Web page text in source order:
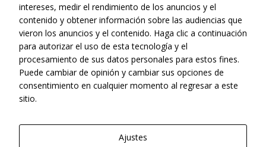
Web realizada con el patrocinio del Centro Español de Derechos
Reprográficos
intereses, medir el rendimiento de los anuncios y el
contenido y obtener información sobre las audiencias que
vieron los anuncios y el contenido. Haga clic a continuación
para autorizar el uso de esta tecnología y el
procesamiento de sus datos personales para estos fines.
Puede cambiar de opinión y cambiar sus opciones de
consentimiento en cualquier momento al regresar a este
sitio.
Ajustes